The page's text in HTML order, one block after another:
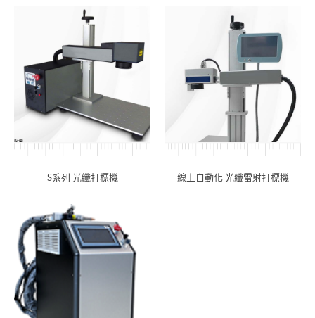
S系列 光纖打標機 線上自動化 光纖雷射打標機